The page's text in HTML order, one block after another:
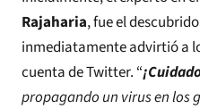
Rajaharia, fue el
inmediatamente advirtió a
cuenta de Twitter. “
propagando un virus en los